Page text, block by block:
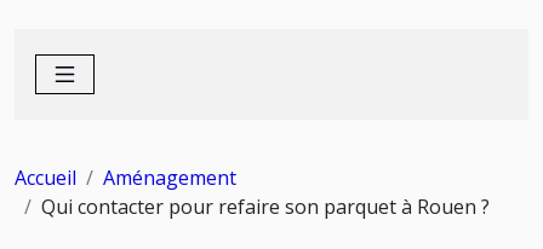
Accueil
Aménagement
Qui contacter pour refaire son parquet à Rouen ?